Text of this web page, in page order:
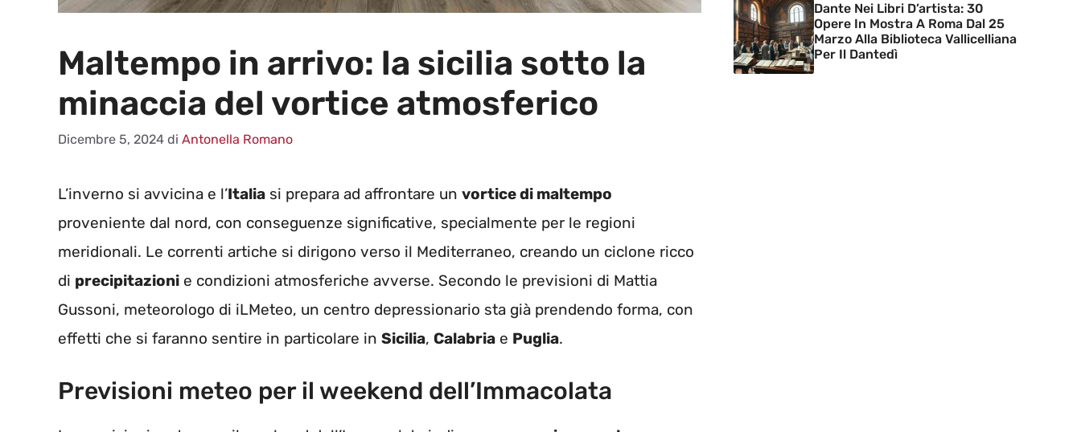
Maltempo in arrivo: la sicilia sotto la
minaccia del vortice atmosferico
Dicembre 5, 2024 di Antonella Romano
L’inverno si avvicina e l’Italia si prepara ad affrontare un vortice di maltempo
proveniente dal nord, con conseguenze significative, specialmente per le regioni
meridionali. Le correnti artiche si dirigono verso il Mediterraneo, creando un ciclone ricco
di precipitazioni e condizioni atmosferiche avverse. Secondo le previsioni di Mattia
Gussoni, meteorologo di iLMeteo, un centro depressionario sta già prendendo forma, con
effetti che si faranno sentire in particolare in Sicilia, Calabria e Puglia.
Previsioni meteo per il weekend dell’Immacolata
Dante Nei Libri D’artista: 30
Opere In Mostra A Roma Dal 25
Marzo Alla Biblioteca Vallicelliana
Per Il Dantedì